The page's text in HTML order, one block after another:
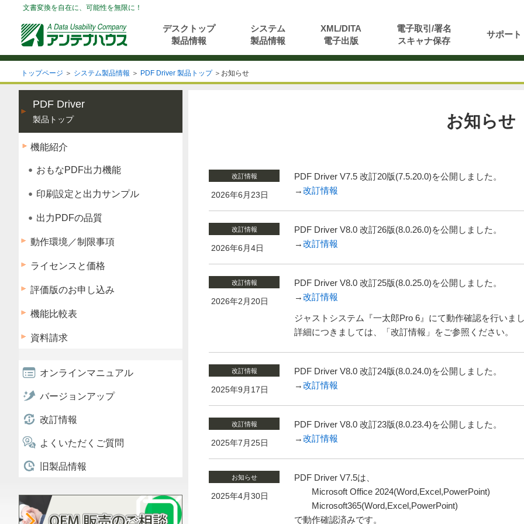
文書変換を自在に、可能性を無限に！
デスクトップ
製品情報
システム
製品情報
XML/DITA
電子出版
電子取引/署名
スキャナ保存
サポート
トップページ ＞ システム製品情報 ＞ PDF Driver 製品トップ＞お知らせ
PDF Driver
製品トップ
機能紹介
おもなPDF出力機能
印刷設定と出力サンプル
出力PDFの品質
動作環境／制限事項
ライセンスと価格
評価版のお申し込み
機能比較表
資料請求
オンラインマニュアル
バージョンアップ
改訂情報
よくいただくご質問
旧製品情報
お知らせ
改訂情報
2026年6月23日
PDF Driver V7.5 改訂20版(7.5.20.0)を公開しました。
→改訂情報
改訂情報
2026年6月4日
PDF Driver V8.0 改訂26版(8.0.26.0)を公開しました。
→改訂情報
改訂情報
2026年2月20日
PDF Driver V8.0 改訂25版(8.0.25.0)を公開しました。
→改訂情報
ジャストシステム『一太郎Pro 6』にて動作確認を行いま
詳細につきましては、「改訂情報」をご参照ください。
改訂情報
2025年9月17日
PDF Driver V8.0 改訂24版(8.0.24.0)を公開しました。
→改訂情報
改訂情報
2025年7月25日
PDF Driver V8.0 改訂23版(8.0.23.4)を公開しました。
→改訂情報
お知らせ
2025年4月30日
PDF Driver V7.5は、
Microsoft Office 2024(Word,Excel,PowerPoint)
Microsoft365(Word,Excel,PowerPoint)
で動作確認済みです。